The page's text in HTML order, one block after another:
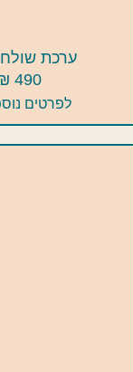
ערכת
490 ₪
לפרטים